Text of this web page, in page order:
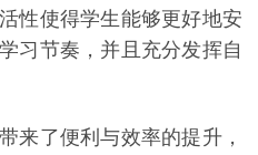
性使得学生能够更好地安
习节奏，并且充分发挥自
了便利与效率的提升，